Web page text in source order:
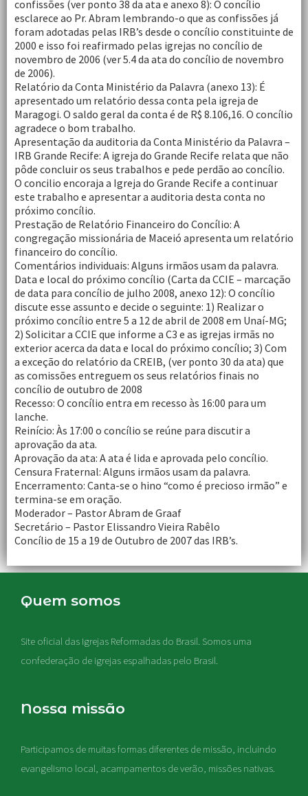
confissões (ver ponto 38 da ata e anexo 8): O concílio
esclarece ao Pr. Abram lembrando-o que as confissões já
foram adotadas pelas IRB’s desde o concílio constituinte de
2000 e isso foi reafirmado pelas igrejas no concílio de
novembro de 2006 (ver 5.4 da ata do concílio de novembro
de 2006).
Relatório da Conta Ministério da Palavra (anexo 13): É
apresentado um relatório dessa conta pela igreja de
Maragogi. O saldo geral da conta é de R$ 8.106,16. O concílio
agradece o bom trabalho.
Apresentação da auditoria da Conta Ministério da Palavra –
IRB Grande Recife: A igreja do Grande Recife relata que não
pôde concluir os seus trabalhos e pede perdão ao concílio.
O concilio encoraja a Igreja do Grande Recife a continuar
este trabalho e apresentar a auditoria desta conta no
próximo concílio.
Prestação de Relatório Financeiro do Concílio: A
congregação missionária de Maceió apresenta um relatório
financeiro do concílio.
Comentários individuais: Alguns irmãos usam da palavra.
Data e local do próximo concílio (Carta da CCIE – marcação
de data para concílio de julho 2008, anexo 12): O concílio
discute esse assunto e decide o seguinte: 1) Realizar o
próximo concílio entre 5 a 12 de abril de 2008 em Unaí-MG;
2) Solicitar a CCIE que informe a C3 e as igrejas irmãs no
exterior acerca da data e local do próximo concílio; 3) Com
a exceção do relatório da CREIB, (ver ponto 30 da ata) que
as comissões entreguem os seus relatórios finais no
concílio de outubro de 2008
Recesso: O concílio entra em recesso às 16:00 para um
lanche.
Reinício: Às 17:00 o concílio se reúne para discutir a
aprovação da ata.
Aprovação da ata: A ata é lida e aprovada pelo concílio.
Censura Fraternal: Alguns irmãos usam da palavra.
Encerramento: Canta-se o hino “como é precioso irmão” e
termina-se em oração.
Moderador – Pastor Abram de Graaf
Secretário – Pastor Elissandro Vieira Rabêlo
Concílio de 15 a 19 de Outubro de 2007 das IRB’s.
Quem somos
Site oficial das Igrejas Reformadas do Brasil. Somos uma
confederação de igrejas espalhadas pelo Brasil.
Nossa missão
Participamos de muitas formas diferentes de missão, incluindo
evangelismo local, acampamentos de verão, missões nativas.